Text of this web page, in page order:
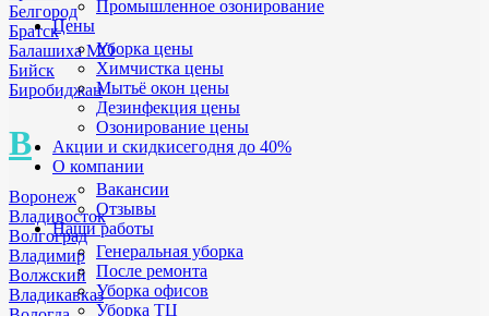
Белгород
Братск
Балашиха МО
Бийск
Биробиджан
В
Воронеж
Владивосток
Волгоград
Владимир
Волжский
Владикавказ
Промышленное озонирование
Цены
Уборка цены
Химчистка цены
Мытьё окон цены
Дезинфекция цены
Озонирование цены
Акции и скидкисегодня до 40%
О компании
Вакансии
Отзывы
Наши работы
Генеральная уборка
После ремонта
Уборка офисов
Уборка ТЦ